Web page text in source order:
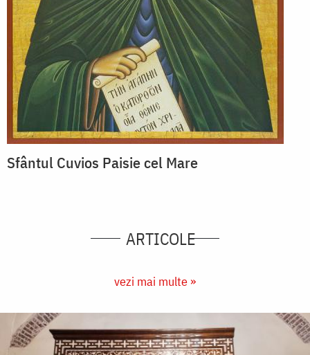
Sfântul Cuvios Paisie cel Mare
ARTICOLE
vezi mai multe »